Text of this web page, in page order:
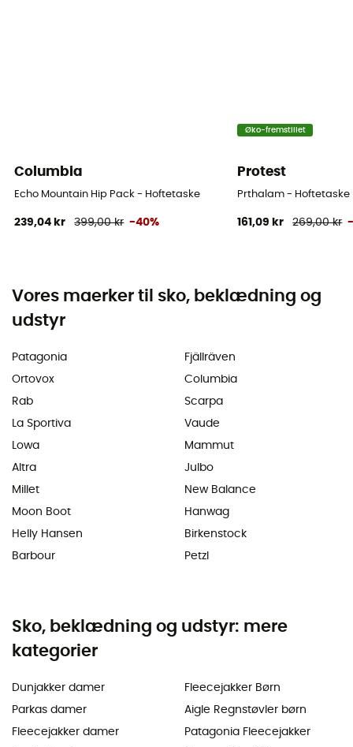
Columbia
Echo Mountain Hip Pack - Hoftetaske
239,04 kr 399,00 kr -40%
Øko-fremstillet
Protest
Prthalam - Hoftetaske
161,09 kr 269,00 kr
Vores maerker til sko, beklædning og
udstyr
Patagonia
Ortovox
Rab
La Sportiva
Lowa
Altra
Millet
Moon Boot
Helly Hansen
Barbour
Fjällräven
Columbia
Scarpa
Vaude
Mammut
Julbo
New Balance
Hanwag
Birkenstock
Petzl
Sko, beklædning og udstyr: mere
kategorier
Dunjakker damer
Parkas damer
Fleecejakker damer
Fleecejakker Børn
Aigle Regnstøvler børn
Patagonia Fleecejakker